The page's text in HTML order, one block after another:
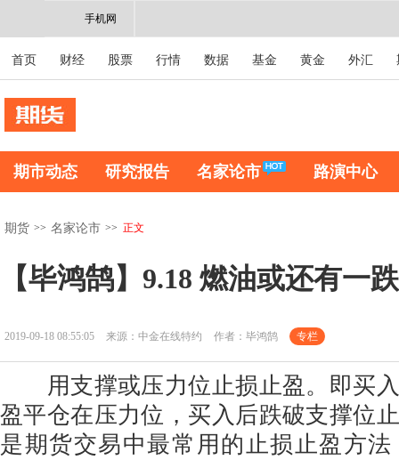
手机网
首页 财经 股票 行情 数据 基金 黄金 外汇
期市动态 研究报告 名家论市 路演中心
期货 >> 名家论市 >> 正文
【毕鸿鹄】9.18 燃油或还有一
2019-09-18 08:55:05 来源：中金在线特约 作者：毕鸿鹄 专栏
用支撑或压力位止损止盈。即买入
盈平仓在压力位，买入后跌破支撑位
是期货交易中最常用的止损止盈方